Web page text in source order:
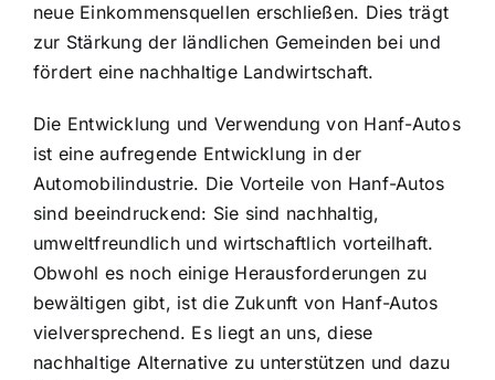
neue Einkommensquellen erschließen. Dies trägt
zur Stärkung der ländlichen Gemeinden bei und
fördert eine nachhaltige Landwirtschaft.
Die Entwicklung und Verwendung von Hanf-Autos
ist eine aufregende Entwicklung in der
Automobilindustrie. Die Vorteile von Hanf-Autos
sind beeindruckend: Sie sind nachhaltig,
umweltfreundlich und wirtschaftlich vorteilhaft.
Obwohl es noch einige Herausforderungen zu
bewältigen gibt, ist die Zukunft von Hanf-Autos
vielversprechend. Es liegt an uns, diese
nachhaltige Alternative zu unterstützen und dazu